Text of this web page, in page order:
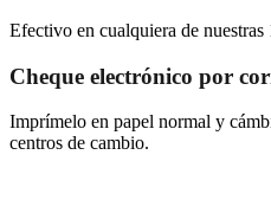
Efectivo en cualquiera de nuestras
Cheque electrónico por
Imprímelo en papel normal y
centros de cambio.